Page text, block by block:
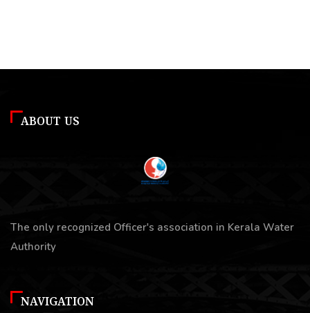
ABOUT US
The only recognized Officer's association in Kerala Water
Authority
NAVIGATION